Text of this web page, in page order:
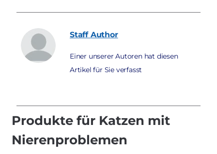
Staff Author
Einer unserer Autoren hat diesen
Artikel für Sie verfasst
Produkte für Katzen mit
Nierenproblemen